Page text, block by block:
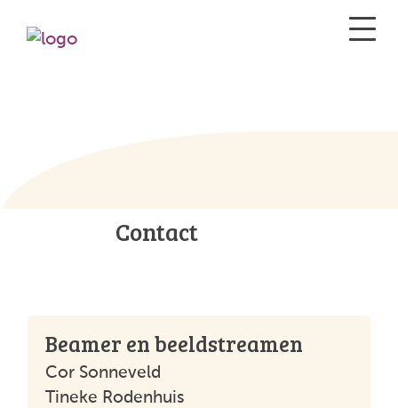
Contact
Beamer en beeldstreamen
Cor Sonneveld
Tineke Rodenhuis